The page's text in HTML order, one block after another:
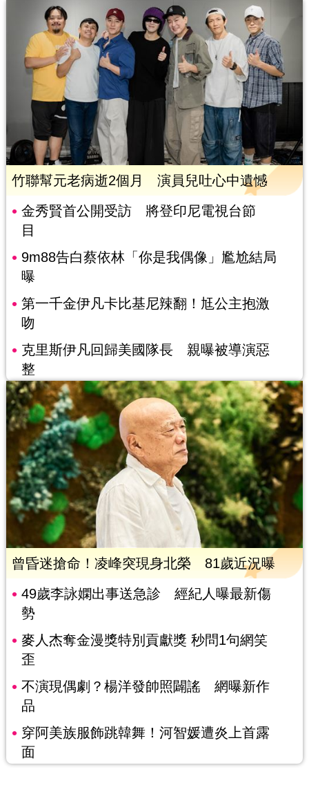
竹聯幫元老病逝2個月 演員兒吐心中遺憾
金秀賢首公開受訪 將登印尼電視台節
目
9m88告白蔡依林「你是我偶像」尷尬結局
曝
第一千金伊凡卡比基尼辣翻！尪公主抱激
吻
克里斯伊凡回歸美國隊長 親曝被導演惡
整
曾昏迷搶命！凌峰突現身北榮 81歲近況曝
49歲李詠嫻出事送急診 經紀人曝最新傷
勢
麥人杰奪金漫獎特別貢獻獎 秒問1句網笑
歪
不演現偶劇？楊洋發帥照闢謠 網曝新作
品
穿阿美族服飾跳韓舞！河智媛遭炎上首露
面